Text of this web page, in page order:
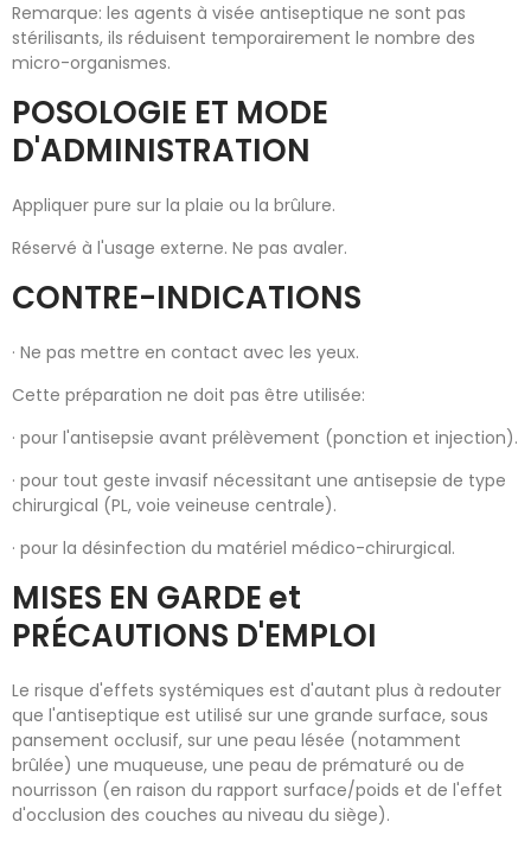
Remarque: les agents à visée antiseptique ne sont pas
stérilisants, ils réduisent temporairement le nombre des
micro-organismes.
POSOLOGIE ET MODE
D'ADMINISTRATION
Appliquer pure sur la plaie ou la brûlure.
Réservé à l'usage externe. Ne pas avaler.
CONTRE-INDICATIONS
· Ne pas mettre en contact avec les yeux.
Cette préparation ne doit pas être utilisée:
· pour l'antisepsie avant prélèvement (ponction et injection).
· pour tout geste invasif nécessitant une antisepsie de type
chirurgical (PL, voie veineuse centrale).
· pour la désinfection du matériel médico-chirurgical.
MISES EN GARDE et
PRÉCAUTIONS D'EMPLOI
Le risque d'effets systémiques est d'autant plus à redouter
que l'antiseptique est utilisé sur une grande surface, sous
pansement occlusif, sur une peau lésée (notamment
brûlée) une muqueuse, une peau de prématuré ou de
nourrisson (en raison du rapport surface/poids et de l'effet
d'occlusion des couches au niveau du siège).